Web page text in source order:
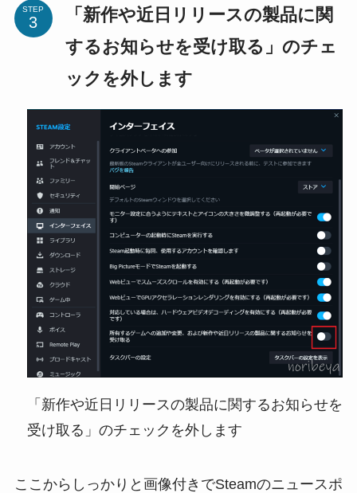
STEP
「新作や近日リリースの製品に関
するお知らせを受け取る」のチェ
ックを外します
「新作や近日リリースの製品に関するお知らせを
受け取る」のチェックを外します
ここからしっかりと画像付きでSteamのニュースポ